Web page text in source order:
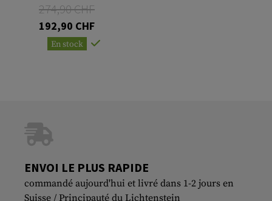
274,90 CHF
192,90 CHF
En stock
ENVOI LE PLUS RAPIDE
commandé aujourd'hui et livré dans 1-2 jours en
Suisse / Principauté du Lichtenstein